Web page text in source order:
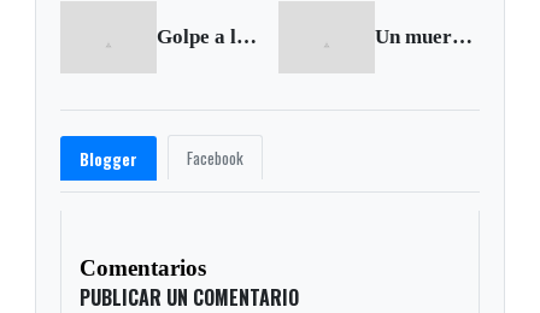
Golpe a la venta de celulares robados en Duitama Un muerto y dos afectados deja acumulación de gases en mina de Samacá
Blogger Facebook
Comentarios
PUBLICAR UN COMENTARIO